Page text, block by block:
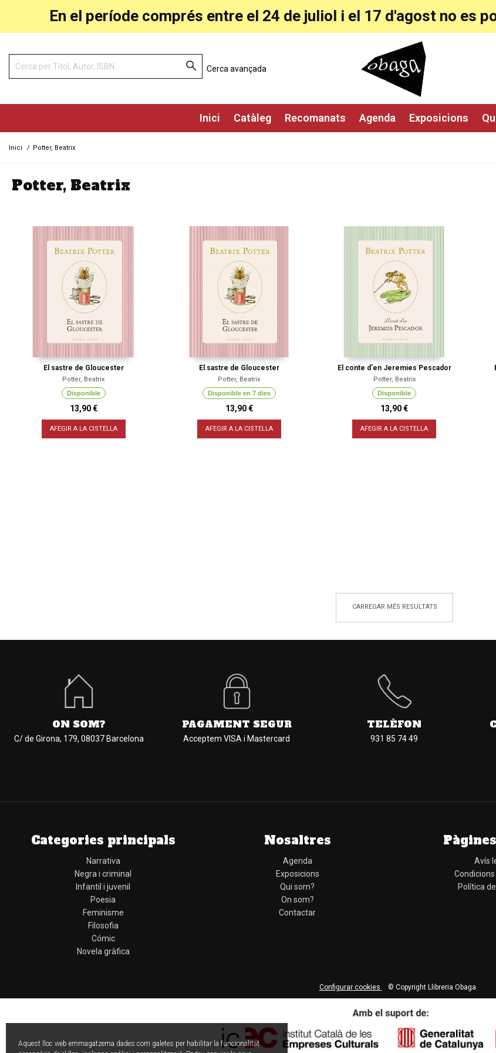
En el període comprés entre el 24 de juliol i el 17 d'agost no es
Inici Catàleg Recomanats Agenda Exposicions
Cerca avançada
Inici / Potter, Beatrix
Potter, Beatrix
El sastre de Gloucester
Potter, Beatrix
Disponible
13,90 €
AFEGIR A LA CISTELLA
El sastre de Gloucester
Potter, Beatrix
Disponible en 7 dies
13,90 €
AFEGIR A LA CISTELLA
El conte d'en Jeremies Pescador
Potter, Beatrix
Disponible
13,90 €
AFEGIR A LA CISTELLA
CARREGAR MÉS RESULTATS
ON SOM?
C/ de Girona, 179, 08037 Barcelona
PAGAMENT SEGUR
Acceptem VISA i Mastercard
TELÈFON
931 85 74 49
Categories principals
Narrativa
Negra i criminal
Infantil i juvenil
Poesia
Feminisme
Filosofia
Cómic
Novela gràfica
Nosaltres
Agenda
Exposicions
Qui som?
On som?
Contactar
Avís
Política
Configurar cookies © Copyright Llibreria Obaga
Aquest lloc web emmagatzema dades com galetes per habilitar la funcionalitat